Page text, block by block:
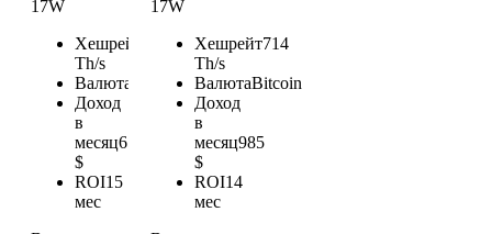
17W
Хешрейт
Th/s
Валюта
Bitcoin
Доход
в
месяц657
$
ROI15
мес
17W
Хешрейт714
Th/s
ВалютаBitcoin
Доход
в
месяц985
$
ROI14
мес